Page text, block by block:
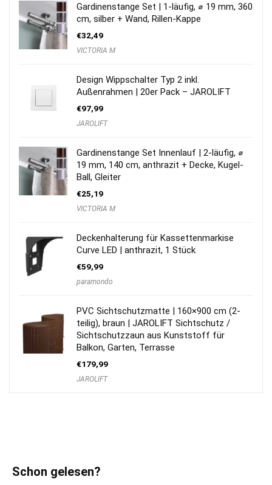
Gardinenstange Set | 1-läufig, ⌀ 19 mm, 360
cm, silber + Wand, Rillen-Kappe
€32,49
VICTORIA M
Design Wippschalter Typ 2 inkl.
Außenrahmen | 20er Pack – JAROLIFT
€97,99
JAROLIFT
Gardinenstange Set Innenlauf | 2-läufig, ⌀
19 mm, 140 cm, anthrazit + Decke, Kugel-
Ball, Gleiter
€25,19
VICTORIA M
Deckenhalterung für Kassettenmarkise
Curve LED | anthrazit, 1 Stück
€59,99
paramondo
PVC Sichtschutzmatte | 160×900 cm (2-
teilig), braun | JAROLIFT Sichtschutz /
Sichtschutzzaun aus Kunststoff für
Balkon, Garten, Terrasse
€179,99
JAROLIFT
Schon gelesen?